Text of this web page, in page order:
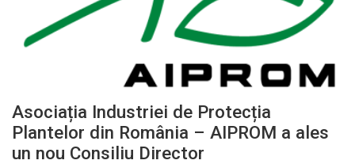
Asociația Industriei de Protecția
Plantelor din România – AIPROM a ales
un nou Consiliu Director